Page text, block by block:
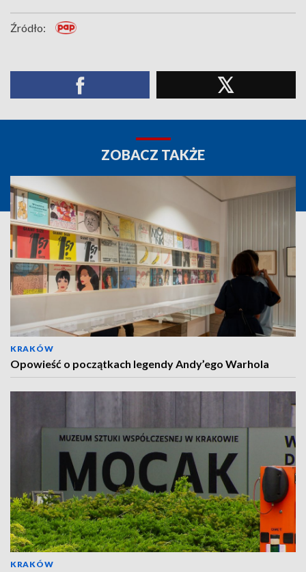
Źródło:
ZOBACZ TAKŻE
KRAKÓW
Opowieść o początkach legendy Andy’ego Warhola
KRAKÓW